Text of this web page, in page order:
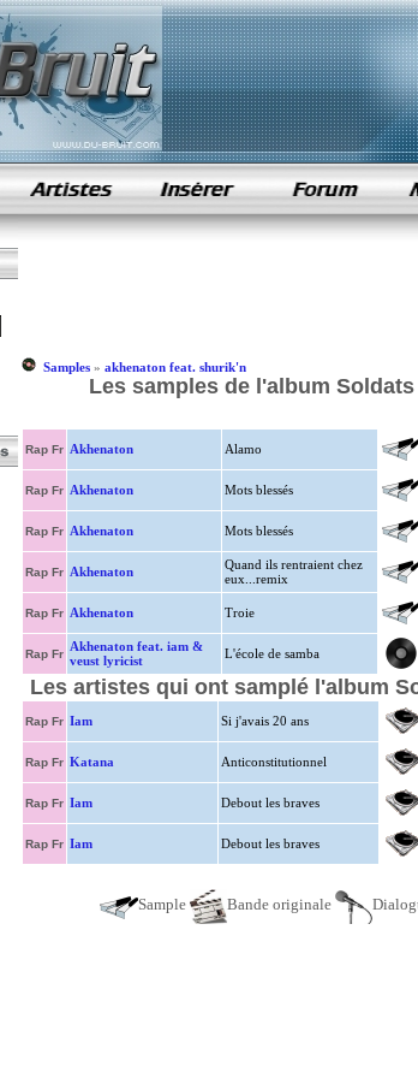
samples de rap
Samples» akhenaton feat. shurik'n
Les samples de l'album
Rap Fr Akhenaton Alamo
Rap Fr Akhenaton Mots blessés
Rap Fr Akhenaton Mots blessés
Rap Fr Akhenaton
Quand ils rentraient chez
eux...remix
Rap Fr Akhenaton Troie
Rap Fr
Akhenaton feat. iam &
veust lyricist
L'école de samba
Les artistes qui ont samplé l'album
Rap Fr Iam Si j'avais 20 ans
Rap Fr Katana Anticonstitutionnel
Rap Fr Iam Debout les braves
Rap Fr Iam Debout les braves
Sample Bande originale